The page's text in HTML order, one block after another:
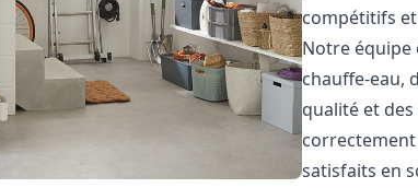
compétitifs
Notre équipe
chauffe-eau,
qualité et
satisfaits en